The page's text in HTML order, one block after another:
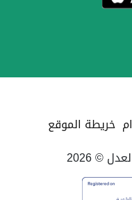
خريطة الموقع
© 2026